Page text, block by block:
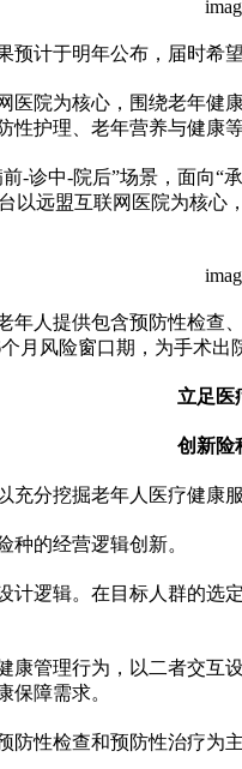
预计于明年公布，届时希
院为核心，围绕老年
性护理、老年营养与健康
-诊中-院后”场景，面向“
台以远盟互联网医院为核心
年人提供包含预防性检查
月风险窗口期，为手术
立足医
创新险
分挖掘老年人医疗健康
的经营逻辑创新。
逻辑。在目标人群的
管理行为，以二者交
保障需求。
防性检查和预防性治疗为